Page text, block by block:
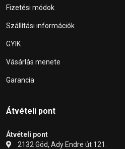
Fizetési módok
Szállítási információk
GYIK
Vásárlás menete
Garancia
Átvételi pont
Átvételi pont
2132 Göd, Ady Endre út 121.